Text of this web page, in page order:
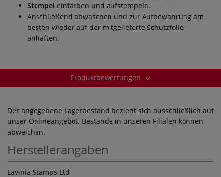
Stempel einfärben und aufstempeln.
Anschließend abwaschen und zur Aufbewahrung am
besten wieder auf der mitgelieferte Schutzfolie
anhaften.
Produktbewertungen
Der angegebene Lagerbestand bezieht sich ausschließlich auf
unser Onlineangebot. Bestände in unseren Filialen können
abweichen.
Herstellerangaben
Lavinia Stamps Ltd